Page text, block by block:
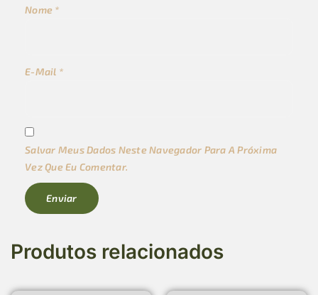
Nome *
E-Mail *
Salvar Meus Dados Neste Navegador Para A Próxima
Vez Que Eu Comentar.
Produtos relacionados